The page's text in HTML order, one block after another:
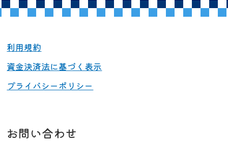
お問い合わせ
利用規約
資金決済法に基づく表示
プライバシーポリシー